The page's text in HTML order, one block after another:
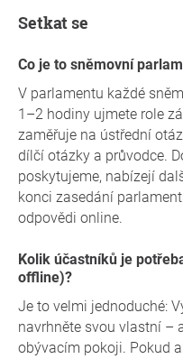
Setkat se
Co je to sněmovní
V parlamentu každé
1–2 hodiny ujmete role
zaměřuje na ústřední
dílčí otázky a průvodce.
poskytujeme, nabízejí
konci zasedání
odpovědi online.
Kolik účastníků je potřeba pro schůzku (digitální nebo
offline)?
Je to velmi jednoduché:
navrhněte svou vlastní –
obývacím pokoji. Pokud